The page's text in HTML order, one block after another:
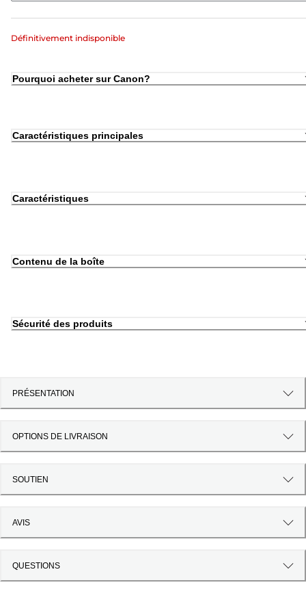
Définitivement indisponible
Pourquoi acheter sur Canon?
Caractéristiques principales
Caractéristiques
Contenu de la boîte
Sécurité des produits
PRÉSENTATION
OPTIONS DE LIVRAISON
SOUTIEN
AVIS
QUESTIONS